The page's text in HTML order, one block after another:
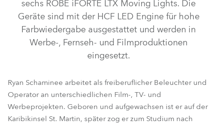
iFORTE® LTX WB
sechs ROBE iFORTE LTX Moving Lights. Die
Geräte sind mit der HCF LED Engine für hohe
Farbwiedergabe ausgestattet und werden in
Werbe-, Fernseh- und Filmproduktionen
eingesetzt.
Ryan Schaminee arbeitet als freiberuflicher Beleuchter und
Operator an unterschiedlichen Film-, TV- und
Werbeprojekten. Geboren und aufgewachsen ist er auf der
Karibikinsel St. Martin, später zog er zum Studium nach